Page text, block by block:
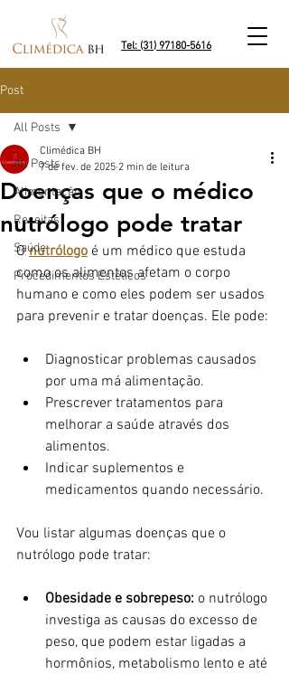
Tel: (31) 97180-5616
Post
All Posts
Alimentação
Receitas
Saúde
Procedimentos Estéticos
All Posts
Doenças que o médico
nutrólogo pode tratar
Climédica BH
7 de fev. de 2025 2 min de leitura
O nutrólogo é um médico que estuda
como os alimentos afetam o corpo
humano e como eles podem ser usados
para prevenir e tratar doenças. Ele pode:
Diagnosticar problemas causados
por uma má alimentação.
Prescrever tratamentos para
melhorar a saúde através dos
alimentos.
Indicar suplementos e
medicamentos quando necessário.
Vou listar algumas doenças que o
nutrólogo pode tratar:
Obesidade e sobrepeso: o nutrólogo
investiga as causas do excesso de
peso, que podem estar ligadas a
hormônios, metabolismo lento e até